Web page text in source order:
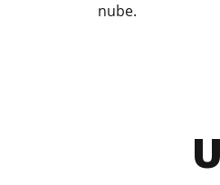
nube.